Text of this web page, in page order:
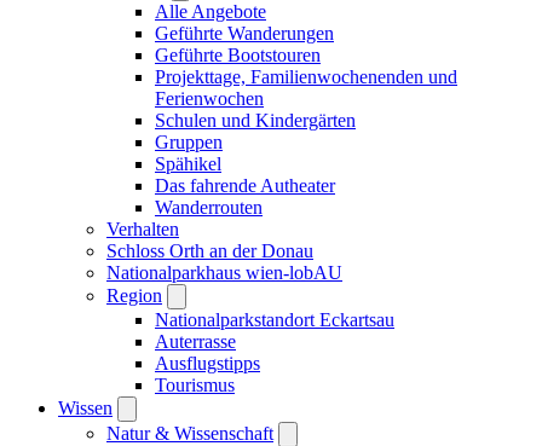
Alle Angebote
Geführte Wanderungen
Geführte Bootstouren
Projekttage, Familienwochenenden und
Ferienwochen
Schulen und Kindergärten
Gruppen
Spähikel
Das fahrende Autheater
Wanderrouten
Verhalten
Schloss Orth an der Donau
Nationalparkhaus wien-lobAU
Region
Nationalparkstandort Eckartsau
Auterrasse
Ausflugstipps
Tourismus
Wissen
Natur & Wissenschaft